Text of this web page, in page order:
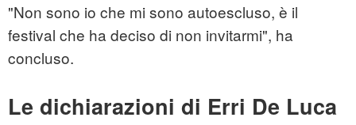
"Non sono io che mi sono autoescluso, è il
festival che ha deciso di non invitarmi", ha
concluso.
Le dichiarazioni di Erri De Luca